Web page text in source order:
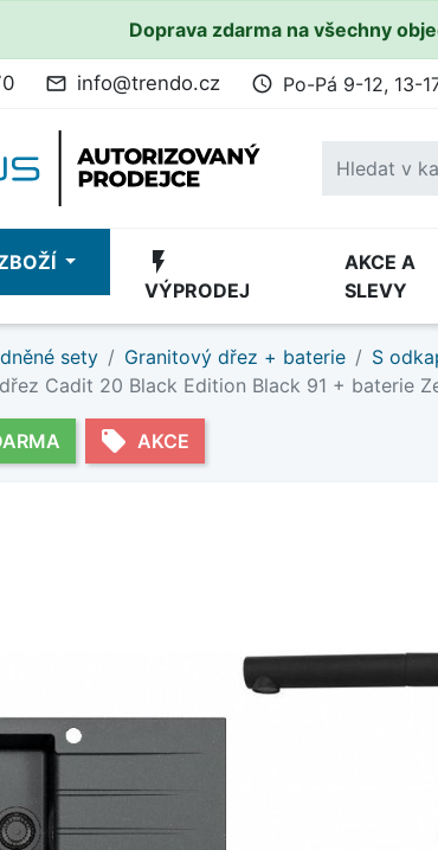
Doprava zdarma na všechny
mail_outline info@trendo.cz access_time Po-Pá 9-12, 13-
flash_on
VÝPRODEJ
AKCE A
SLEVY
sety Granitový dřez + baterie
S
Cadit 20 Black Edition Black 91 + baterie
local_offer AKCE